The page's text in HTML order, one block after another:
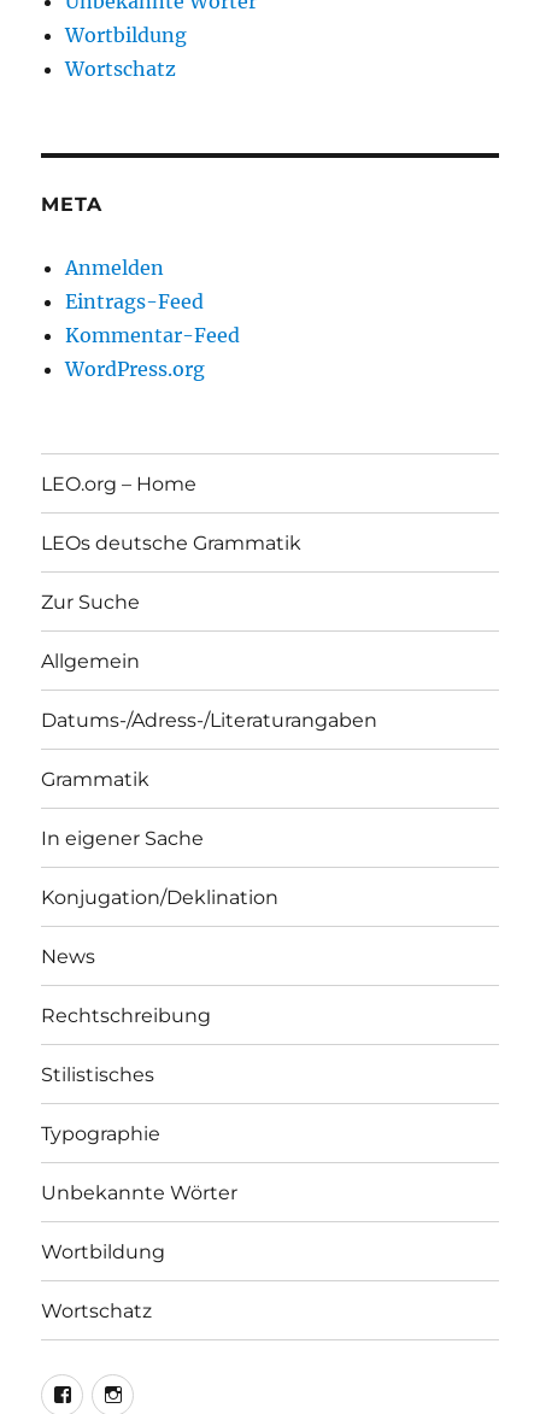
Wortbildung
Wortschatz
META
Anmelden
Eintrags-Feed
Kommentar-Feed
WordPress.org
LEO.org – Home
LEOs deutsche Grammatik
Zur Suche
Allgemein
Datums-/Adress-/Literaturangaben
Grammatik
In eigener Sache
Konjugation/Deklination
News
Rechtschreibung
Stilistisches
Typographie
Unbekannte Wörter
Wortbildung
Wortschatz
LEO@Facebook
LEO@Instagram